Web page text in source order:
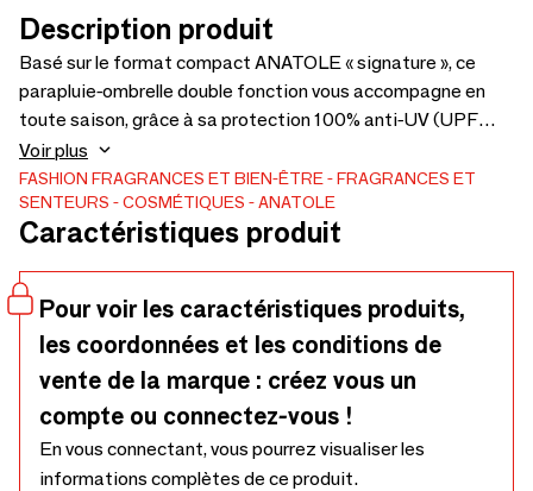
Description produit
Basé sur le format compact ANATOLE « signature », ce
parapluie-ombrelle double fonction vous accompagne en
toute saison, grâce à sa protection 100% anti-UV (UPF
50+) et sa toile déperlante pour les jours de pluie. Le jaune
lin prend de l’ampleur dans une version rayée, à la fois
lumineuse et structurée.
Voir plus
FASHION FRAGRANCES ET BIEN-ÊTRE
FRAGRANCES ET
SENTEURS
COSMÉTIQUES ANATOLE
Caractéristiques produit
Pour voir les caractéristiques produits,
les coordonnées et les conditions de
vente de la marque : créez vous un
compte ou connectez-vous !
En vous connectant, vous pourrez visualiser les
informations complètes de ce produit.